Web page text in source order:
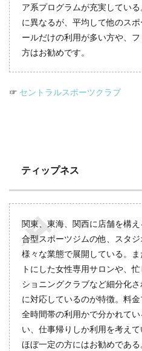
ア系プログラムが充実してい
に異なるが、平均して他のス
ールだけの利用が多い方や、
方はお勧めです。
☞ セントラルスポーツクラブ
ティップネス
関東、東海、関西に店舗を構
合型スポーツジムの他、スタ
様々な業態で展開している。
トにした女性専用サロンや、
ショニングクラブなど細分化
に対応しているのが特徴。料
全時間帯の利用かで分かれて
い、仕事帰りしか利用を考え
ほぼ一定の方にはお勧めである